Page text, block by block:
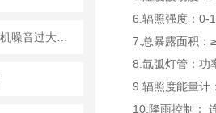
6.辐照强度：0-
7.总暴露面积：
8.氙弧灯管：功
9.辐照度能量计
10.降雨控制：